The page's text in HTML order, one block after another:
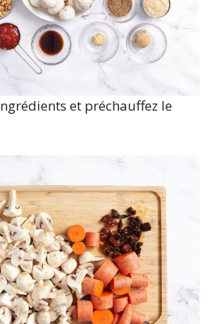
et préchauffez le